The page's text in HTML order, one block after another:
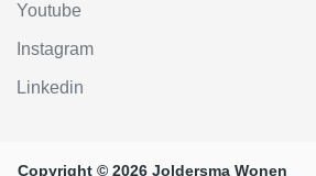
Youtube
Instagram
Linkedin
Copyright © 2026 Joldersma Wonen